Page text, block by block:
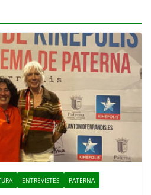
ENTREVISTES PATERNA